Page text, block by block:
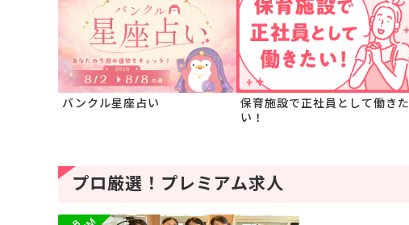
バンクル星座占い
保育施設で正社員として働きた
い！
プロ厳選！プレミアム求人